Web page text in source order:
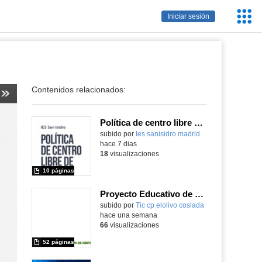
Iniciar sesión
Contenidos relacionados:
Política de centro libre de móviles
subido por Ies sanisidro madrid
10 páginas
hace 7 dias
18visualizaciones
Proyecto Educativo de Centro actualizado 2026
subido por Tic cp elolivo coslada
52 páginas
hace una semana
66visualizaciones